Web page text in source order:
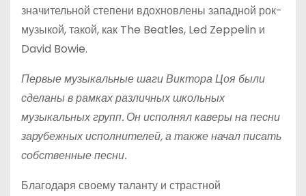
значительной степени вдохновлены западной рок-
музыкой, такой, как The Beatles, Led Zeppelin и
David Bowie.
Первые музыкальные шаги Виктора Цоя были
сделаны в рамках различных школьных
музыкальных групп. Он исполнял каверы на песни
зарубежных исполнителей, а также начал писать
собственные песни.
Благодаря своему таланту и страстной